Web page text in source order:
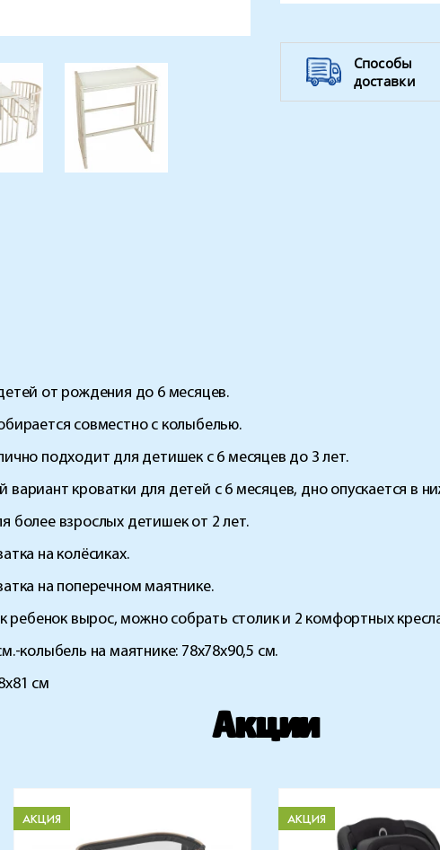
Способы
доставки
от рождения до 6 месяцев.
совместно с колыбелью.
подходит для детишек с 6 месяцев до 3 лет.
вариант кроватки для детей с 6 месяцев, дно опускается в
более взрослых детишек от 2 лет.
на колёсиках.
на поперечном маятнике.
ребенок вырос, можно собрать столик и 2 комфортных
колыбель на маятнике: 78x78x90,5 см.
см
Акции
АКЦИЯ АКЦИЯ